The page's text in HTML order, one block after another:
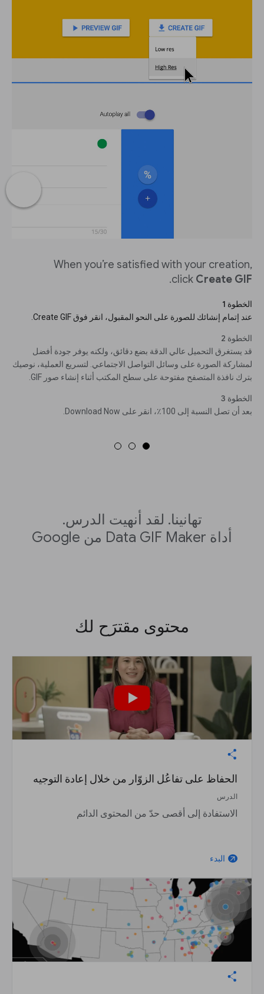
When you’re satisfied with your creation,
click Create GIF
.
الخطوة 1
عند إتمام إنشائك للصورة على النحو المقبول، انقر فوق Create GIF.
الخطوة 2
قد يستغرق التحميل عالي الدقة بضع دقائق، ولكنه يوفر جودة أفضل
لمشاركة الصورة على وسائل التواصل الاجتماعي. لتسريع العملية، نوصيك
بترك نافذة المتصفح مفتوحة على سطح المكتب أثناء إنشاء صور GIF.
الخطوة 3
بعد أن تصل النسبة إلى 100٪، انقر على Download Now.
تهانينا. لقد أنهيت الدرس.
أداة Data GIF Maker من Google
محتوى مقترَح لك
الحفاظ على تفاعُل الزوّار من خلال إعادة التوجيه
الدرس
الاستفادة إلى أقصى حدّ من المحتوى الدائم
arrow_outward البدء